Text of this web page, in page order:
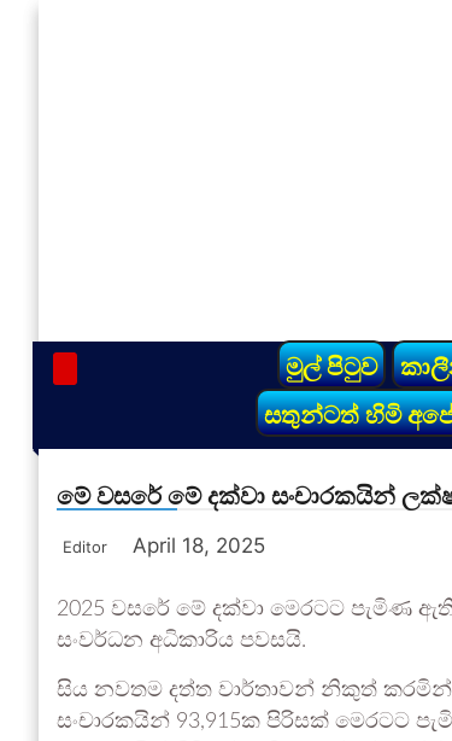
මුල් පිටුව
සතුන්ටත් හිමි
මේ වසරේ මේ දක්වා සංචාරකයින්
Editor April 18, 2025
2025 වසරේ මේ දක්වා මෙරටට පැමිණ ඇති
සංවර්ධන අධිකාරිය පවසයි.
සිය නවතම දත්ත වාර්තාවන් නිකුත් කරමින්
සංචාරකයින් 93,915ක පිරිසක් මෙරටට